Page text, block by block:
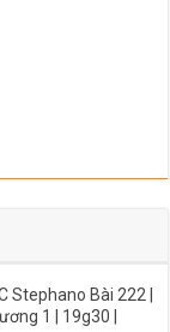
Stephano Bài 222 |
1 | 19g30 |